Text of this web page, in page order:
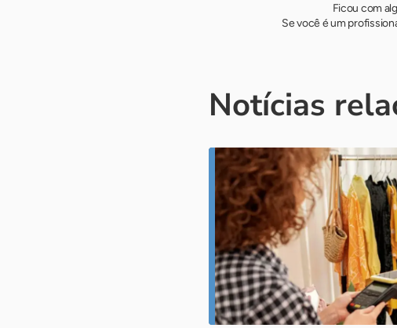
Ficou com
Se você é um
Notícias